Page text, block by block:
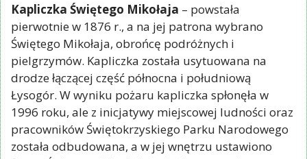
Kapliczka Świętego Mikołaja – powstała
pierwotnie w 1876 r., a na jej patrona wybrano
Świętego Mikołaja, obrońcę podróżnych i
pielgrzymów. Kapliczka została usytuowana na
drodze łączącej część północna i południową
Łysogór. W wyniku pożaru kapliczka spłonęła w
1996 roku, ale z inicjatywy miejscowej ludności oraz
pracowników Świętokrzyskiego Parku Narodowego
została odbudowana, a w jej wnętrzu ustawiono